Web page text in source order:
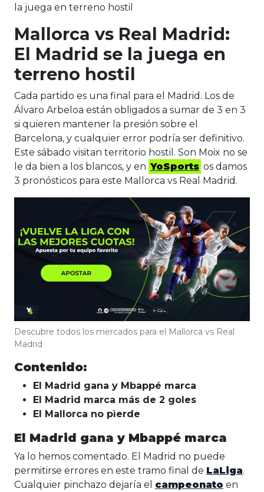
la juega en terreno hostil
Mallorca vs Real Madrid:
El Madrid se la juega en
terreno hostil
Cada partido es una final para el Madrid. Los de
Álvaro Arbeloa están obligados a sumar de 3 en 3
si quieren mantener la presión sobre el
Barcelona, y cualquier error podría ser definitivo.
Este sábado visitan territorio hostil. Son Moix no se
le da bien a los blancos, y en YoSports os damos
3 pronósticos para este Mallorca vs Real Madrid.
Descubre todos los mercados para el Mallorca vs Real
Madrid
Contenido:
El Madrid gana y Mbappé marca
El Madrid marca más de 2 goles
El Mallorca no pìerde
El Madrid gana y Mbappé marca
Ya lo hemos comentado. El Madrid no puede
permitirse errores en este tramo final de LaLiga.
Cualquier pinchazo dejaría el campeonato en